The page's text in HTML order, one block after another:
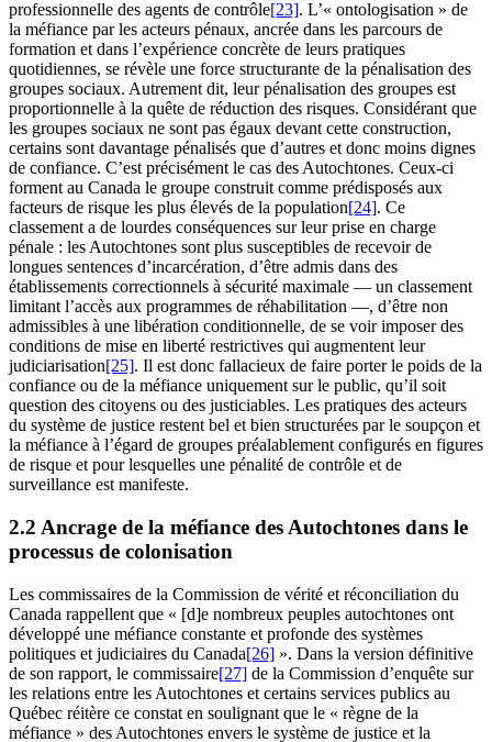
professionnelle des agents de contrôle[23]. L’« ontologisation » de
la méfiance par les acteurs pénaux, ancrée dans les parcours de
formation et dans l’expérience concrète de leurs pratiques
quotidiennes, se révèle une force structurante de la pénalisation des
groupes sociaux. Autrement dit, leur pénalisation des groupes est
proportionnelle à la quête de réduction des risques. Considérant que
les groupes sociaux ne sont pas égaux devant cette construction,
certains sont davantage pénalisés que d’autres et donc moins dignes
de confiance. C’est précisément le cas des Autochtones. Ceux-ci
forment au Canada le groupe construit comme prédisposés aux
facteurs de risque les plus élevés de la population[24]. Ce
classement a de lourdes conséquences sur leur prise en charge
pénale : les Autochtones sont plus susceptibles de recevoir de
longues sentences d’incarcération, d’être admis dans des
établissements correctionnels à sécurité maximale — un classement
limitant l’accès aux programmes de réhabilitation —, d’être non
admissibles à une libération conditionnelle, de se voir imposer des
conditions de mise en liberté restrictives qui augmentent leur
judiciarisation[25]. Il est donc fallacieux de faire porter le poids de la
confiance ou de la méfiance uniquement sur le public, qu’il soit
question des citoyens ou des justiciables. Les pratiques des acteurs
du système de justice restent bel et bien structurées par le soupçon et
la méfiance à l’égard de groupes préalablement configurés en figures
de risque et pour lesquelles une pénalité de contrôle et de
surveillance est manifeste.
2.2 Ancrage de la méfiance des Autochtones dans le
processus de colonisation
Les commissaires de la Commission de vérité et réconciliation du
Canada rappellent que « [d]e nombreux peuples autochtones ont
développé une méfiance constante et profonde des systèmes
politiques et judiciaires du Canada[26] ». Dans la version définitive
de son rapport, le commissaire[27] de la Commission d’enquête sur
les relations entre les Autochtones et certains services publics au
Québec réitère ce constat en soulignant que le « règne de la
méfiance » des Autochtones envers le système de justice et la